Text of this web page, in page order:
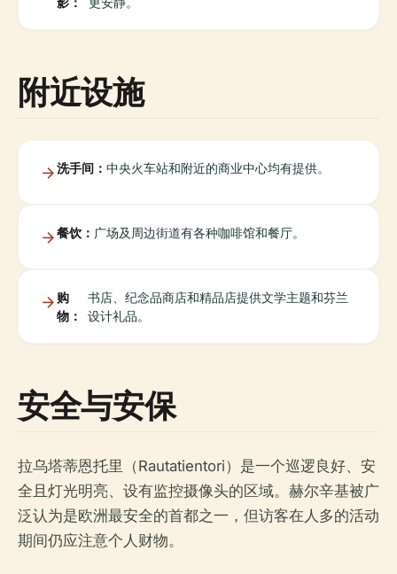
附近设施
洗手间： 中央火车站和附近的商业中心均有提供。
餐饮： 广场及周边街道有各种咖啡馆和餐厅。
购
物：
书店、纪念品商店和精品店提供文学主题和芬兰
设计礼品。
安全与安保
拉乌塔蒂恩托里（Rautatientori）是一个巡逻良好、安
全且灯光明亮、设有监控摄像头的区域。赫尔辛基被广
泛认为是欧洲最安全的首都之一，但访客在人多的活动
期间仍应注意个人财物。